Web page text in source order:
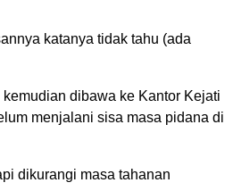
katanya tidak tahu (ada
dibawa ke Kantor Kejati
menjalani sisa masa pidana di
dikurangi masa tahanan